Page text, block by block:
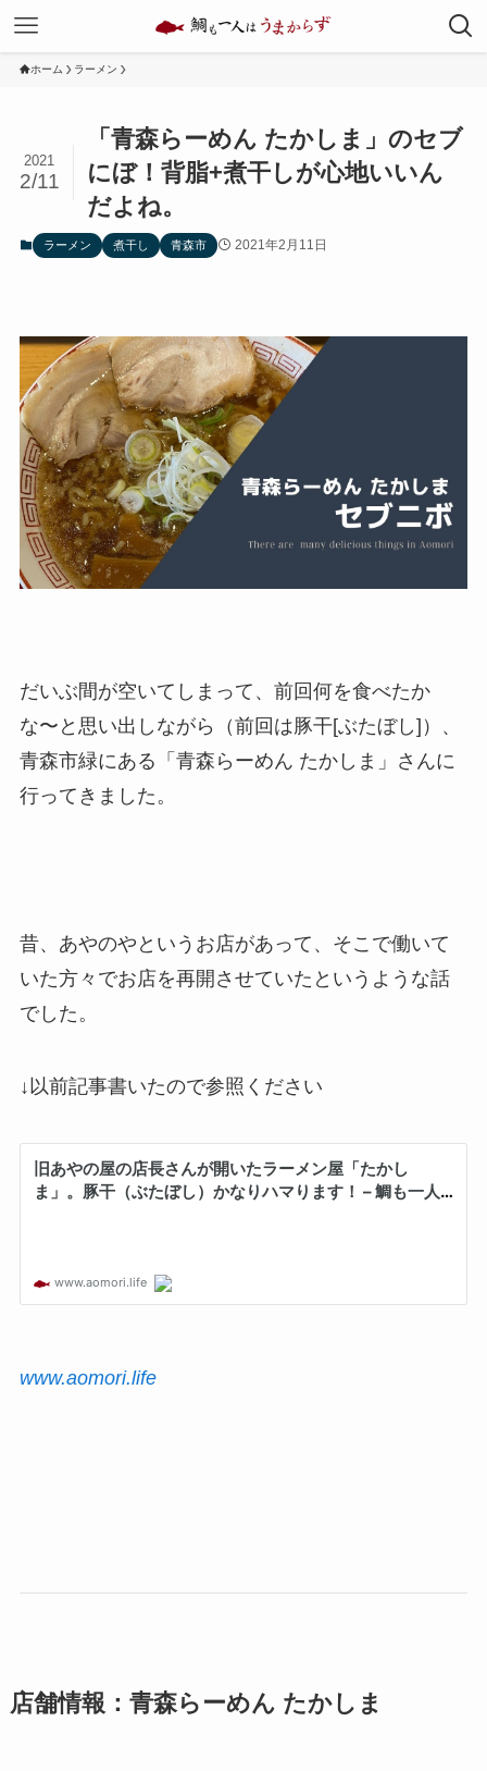
ホーム ラーメン
「青森らーめん たかしま」のセブ
にぼ！背脂+煮干しが心地いいん
だよね。
2021
2/11
ラーメン 煮干し 青森市 2021年2月11日
だいぶ間が空いてしまって、前回何を食べたか
な〜と思い出しながら（前回は豚干[ぶたぼし]）、
青森市緑にある「青森らーめん たかしま」さんに
行ってきました。
昔、あやのやというお店があって、そこで働いて
いた方々でお店を再開させていたというような話
でした。
↓以前記事書いたので参照ください
www.aomori.life
店舗情報：青森らーめん たかしま